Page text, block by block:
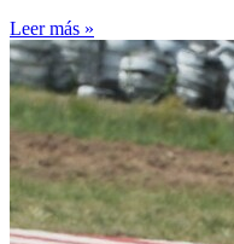
Leer más »